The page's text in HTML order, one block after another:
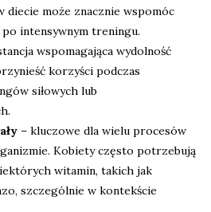
diecie może znacznie wspomóc
intensywnym treningu.
wspomagająca wydolność
korzyści podczas
siłowych lub
– kluczowe dla wielu procesów
Kobiety często potrzebują
witamin, takich jak
szczególnie w kontekście